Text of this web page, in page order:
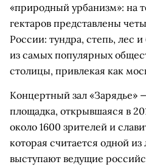
«природный урбанизм»: на
гектаров представлены
России: тундра, степь, лес
из самых популярных
столицы, привлекая как
Концертный зал «Зарядье»
площадка, открывшаяся в
около 1600 зрителей и
которая считается одной
выступают ведущие